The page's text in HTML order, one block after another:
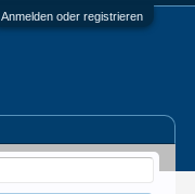
Anmelden oder registrieren